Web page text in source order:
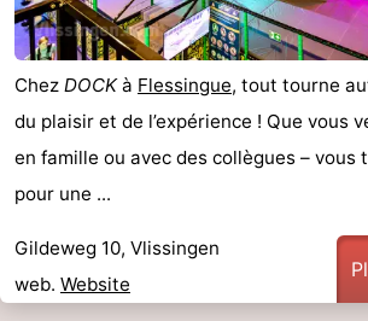
bos
Vlissingen
-
Middelburg
Zeeuws-
Vlaanderen
-
Nieuwvliet
-
Sluis
Chez DOCKà Flessingue, tout tourne
du plaisir et de l’expérience ! Que vous
en famille ou avec des collègues – vous
pour une ...
Gildeweg 10, Vlissingen
web. Website